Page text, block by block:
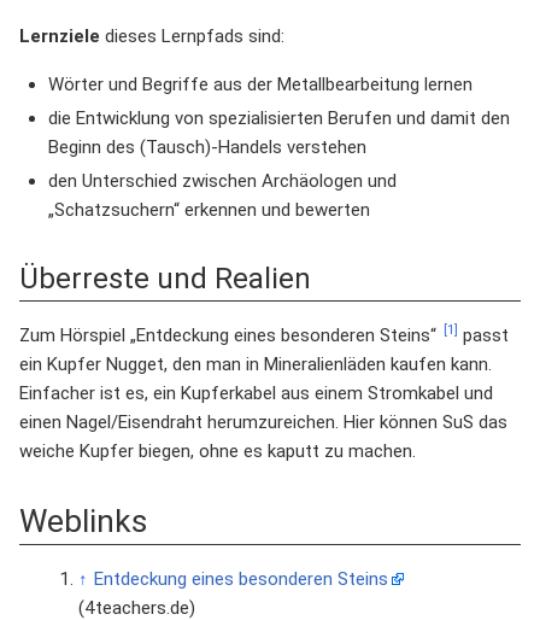
Lernziele dieses Lernpfads sind:
Wörter und Begriffe aus der Metallbearbeitung lernen
die Entwicklung von spezialisierten Berufen und damit den
Beginn des (Tausch)-Handels verstehen
den Unterschied zwischen Archäologen und
„Schatzsuchern“ erkennen und bewerten
Überreste und Realien
Zum Hörspiel „Entdeckung eines besonderen Steins“ [1] passt
ein Kupfer Nugget, den man in Mineralienläden kaufen kann.
Einfacher ist es, ein Kupferkabel aus einem Stromkabel und
einen Nagel/Eisendraht herumzureichen. Hier können SuS das
weiche Kupfer biegen, ohne es kaputt zu machen.
Weblinks
↑ Entdeckung eines besonderen Steins
(4teachers.de)